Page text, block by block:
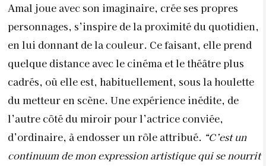
Amal joue avec son imaginaire, crée ses propres
personnages, s’inspire de la proximité du quotidien,
en lui donnant de la couleur. Ce faisant, elle prend
quelque distance avec le cinéma et le théâtre plus
cadrés, où elle est, habituellement, sous la houlette
du metteur en scène. Une expérience inédite, de
l’autre côté du miroir pour l’actrice conviée,
d’ordinaire, à endosser un rôle attribué. “C’est un
continuum de mon expression artistique qui se nourrit